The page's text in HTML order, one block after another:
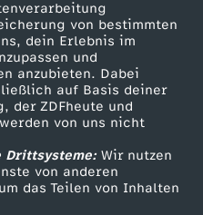
von bestimmten
dein Erlebnis im
und
anzubieten. Dabei
auf Basis deiner
der ZDFheute und
von uns nicht
Drittsysteme:Wir nutzen
von anderen
das Teilen von Inhalten
Zuschauerservice
Hilfe